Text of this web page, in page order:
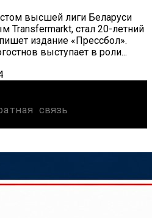
высшей лиги Беларуси
Transfermarkt, стал 20-летний
издание «Прессбол».
выступает в роли...
связь